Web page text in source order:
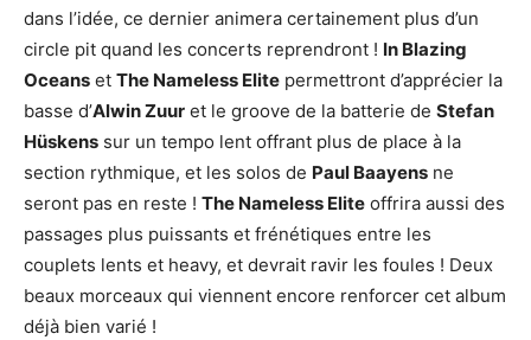
dans l’idée, ce dernier animera certainement plus d’un
circle pit quand les concerts reprendront ! In Blazing
Oceans et The Nameless Elite permettront d’apprécier la
basse d’Alwin Zuur et le groove de la batterie de Stefan
Hüskens sur un tempo lent offrant plus de place à la
section rythmique, et les solos de Paul Baayens ne
seront pas en reste ! The Nameless Elite offrira aussi des
passages plus puissants et frénétiques entre les
couplets lents et heavy, et devrait ravir les foules ! Deux
beaux morceaux qui viennent encore renforcer cet album
déjà bien varié !